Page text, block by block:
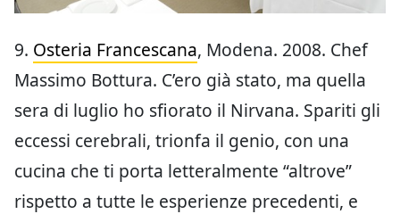
9. Osteria Francescana, Modena. 2008. Chef
Massimo Bottura. C’ero già stato, ma quella
sera di luglio ho sfiorato il Nirvana. Spariti gli
eccessi cerebrali, trionfa il genio, con una
cucina che ti porta letteralmente “altrove”
rispetto a tutte le esperienze precedenti, e